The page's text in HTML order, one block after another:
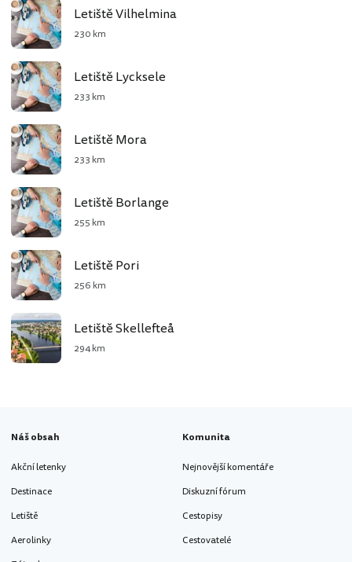
Letiště Vilhelmina
230 km
Letiště Lycksele
233 km
Letiště Mora
233 km
Letiště Borlange
255 km
Letiště Pori
256 km
Letiště Skellefteå
294 km
Náš obsah
Akční letenky
Destinace
Letiště
Aerolinky
Komunita
Nejnovější komentáře
Diskuzní fórum
Cestopisy
Cestovatelé